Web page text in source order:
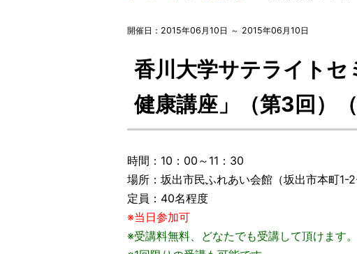
開催日：2015年06月10日 ～ 2015年06月10日
香川大学サテライト
健康講座」（第3回）（
時間：10：00～11：30
場所：坂出市民ふれあい会館（坂出市本町1-2-
定員：40名程度
※当日参加可
※受講料無料、どなたでも受講して頂けます。